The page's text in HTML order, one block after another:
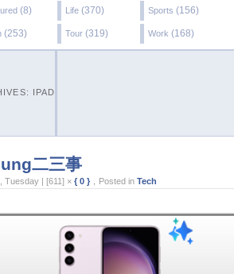
(8) Life (370) Sports (156)
(253) Tour (319) Work (168)
IPAD
二三事
Tuesday | [611] ×{ 0 } ，Posted inTech